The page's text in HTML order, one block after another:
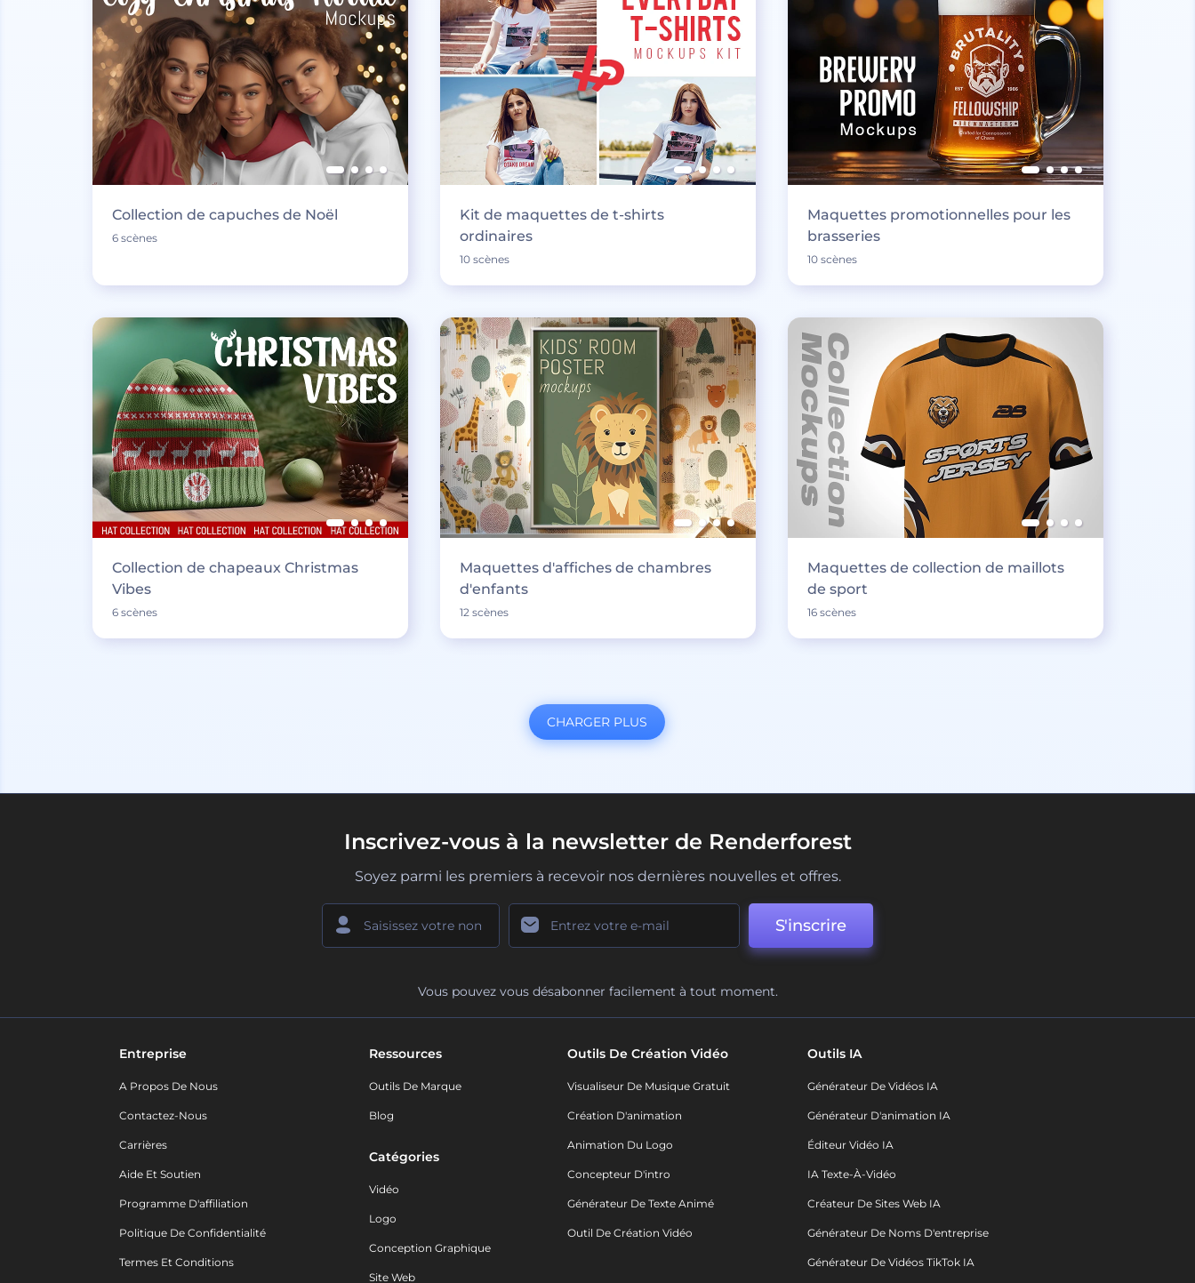
Collection de capuches de Noël
6 scènes
Kit de maquettes de t-shirts
ordinaires
10 scènes
Maquettes promotionnelles pour les
brasseries
10 scènes
Collection de chapeaux Christmas
Vibes
6 scènes
Maquettes d'affiches de chambres
d'enfants
12 scènes
Maquettes de collection de maillots
de sport
16 scènes
CHARGER PLUS
Inscrivez-vous à la newsletter de Renderforest
Soyez parmi les premiers à recevoir nos dernières nouvelles et offres.
S'inscrire
Vous pouvez vous désabonner facilement à tout moment.
Entreprise
A Propos De Nous
Contactez-Nous
Carrières
Aide Et Soutien
Programme D'affiliation
Politique De Confidentialité
Termes Et Conditions
Ressources
Outils De Marque
Blog
Catégories
Vidéo
Logo
Conception Graphique
Site Web
Outils De Création Vidéo
Visualiseur De Musique Gratuit
Création D'animation
Animation Du Logo
Concepteur D'intro
Générateur De Texte Animé
Outil De Création Vidéo
Outils IA
Générateur De Vidéos IA
Générateur D'animation IA
Éditeur Vidéo IA
IA Texte-À-Vidéo
Créateur De Sites Web IA
Générateur De Noms D'entreprise
Générateur De Vidéos TikTok IA